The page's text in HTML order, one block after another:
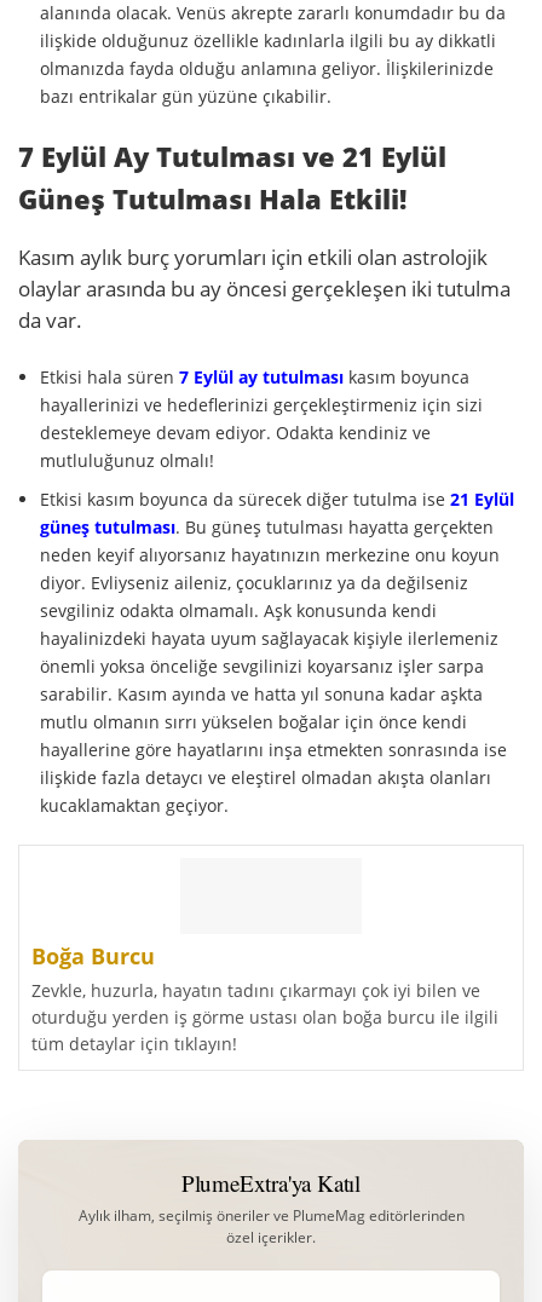
alanında olacak. Venüs akrepte zararlı konumdadır bu da
ilişkide olduğunuz özellikle kadınlarla ilgili bu ay dikkatli
olmanızda fayda olduğu anlamına geliyor. İlişkilerinizde
bazı entrikalar gün yüzüne çıkabilir.
7 Eylül Ay Tutulması ve 21 Eylül
Güneş Tutulması Hala Etkili!
Kasım aylık burç yorumları için etkili olan astrolojik
olaylar arasında bu ay öncesi gerçekleşen iki tutulma
da var.
Etkisi hala süren7 Eylül ay tutulması kasım boyunca
hayallerinizi ve hedeflerinizi gerçekleştirmeniz için sizi
desteklemeye devam ediyor. Odakta kendiniz ve
mutluluğunuz olmalı!
Etkisi kasım boyunca da sürecek diğer tutulma ise21 Eylül
güneş tutulması. Bu güneş tutulması hayatta gerçekten
neden keyif alıyorsanız hayatınızın merkezine onu koyun
diyor. Evliyseniz aileniz, çocuklarınız ya da değilseniz
sevgiliniz odakta olmamalı. Aşk konusunda kendi
hayalinizdeki hayata uyum sağlayacak kişiyle ilerlemeniz
önemli yoksa önceliğe sevgilinizi koyarsanız işler sarpa
sarabilir. Kasım ayında ve hatta yıl sonuna kadar aşkta
mutlu olmanın sırrı yükselen boğalar için önce kendi
hayallerine göre hayatlarını inşa etmekten sonrasında ise
ilişkide fazla detaycı ve eleştirel olmadan akışta olanları
kucaklamaktan geçiyor.
Boğa Burcu
Zevkle, huzurla, hayatın tadını çıkarmayı çok iyi bilen ve
oturduğu yerden iş görme ustası olan boğa burcu ile ilgili
tüm detaylar için tıklayın!
PlumeExtra'ya Katıl
Aylık ilham, seçilmiş öneriler ve PlumeMag editörlerinden
özel içerikler.